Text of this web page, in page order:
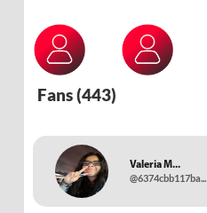
Fans (443)
Valeria M...
@6374cbb117ba...